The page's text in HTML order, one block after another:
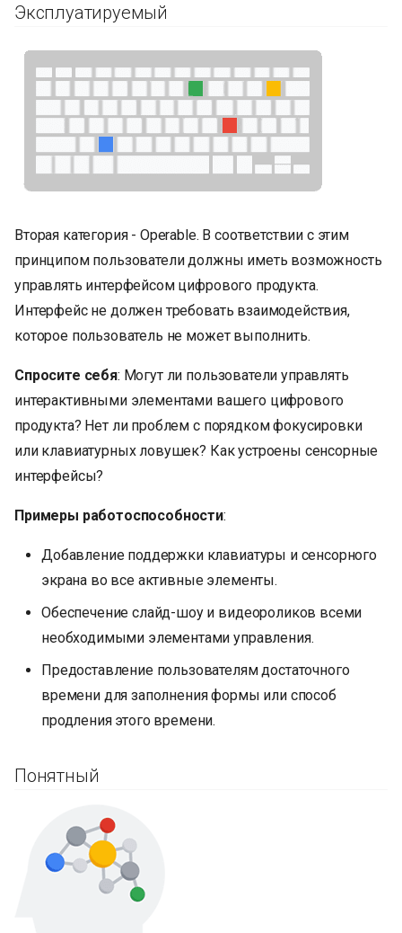
Эксплуатируемый
Вторая категория - Operable. В соответствии с этим
принципом пользователи должны иметь возможность
управлять интерфейсом цифрового продукта.
Интерфейс не должен требовать взаимодействия,
которое пользователь не может выполнить.
Спросите себя: Могут ли пользователи управлять
интерактивными элементами вашего цифрового
продукта? Нет ли проблем с порядком фокусировки
или клавиатурных ловушек? Как устроены сенсорные
интерфейсы?
Примеры работоспособности:
Добавление поддержки клавиатуры и сенсорного
экрана во все активные элементы.
Обеспечение слайд-шоу и видеороликов всеми
необходимыми элементами управления.
Предоставление пользователям достаточного
времени для заполнения формы или способ
продления этого времени.
Понятный